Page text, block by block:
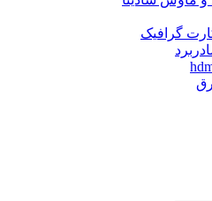
گرافیک